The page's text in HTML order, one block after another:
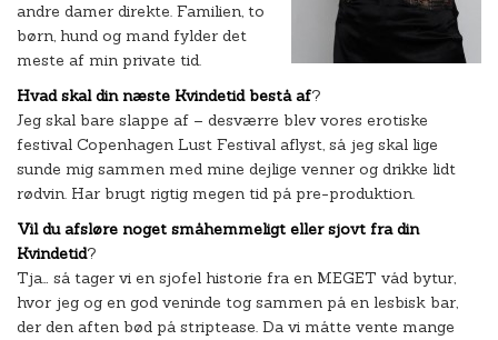
andre damer direkte. Familien, to
børn, hund og mand fylder det
meste af min private tid.
Hvad skal din næste Kvindetid bestå af?
Jeg skal bare slappe af – desværre blev vores erotiske
festival Copenhagen Lust Festival aflyst, så jeg skal lige
sunde mig sammen med mine dejlige venner og drikke lidt
rødvin. Har brugt rigtig megen tid på pre-produktion.
Vil du afsløre noget småhemmeligt eller sjovt fra din
Kvindetid?
Tja… så tager vi en sjofel historie fra en MEGET våd bytur,
hvor jeg og en god veninde tog sammen på en lesbisk bar,
der den aften bød på striptease. Da vi måtte vente mange